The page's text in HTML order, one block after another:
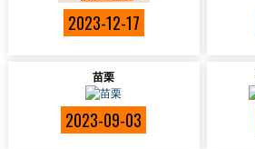
2023-12-17
苗栗
2023-09-03